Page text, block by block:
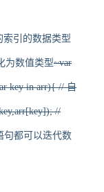
索引的数据类型
为数值类型~var
key in arr){ // 自
//
句都可以迭代数